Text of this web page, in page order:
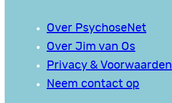
Over PsychoseNet
Over Jim van Os
Privacy & Voorwaarden
Neem contact op